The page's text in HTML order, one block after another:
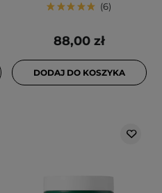
6
88,00 zł
DODAJ DO KOSZYKA